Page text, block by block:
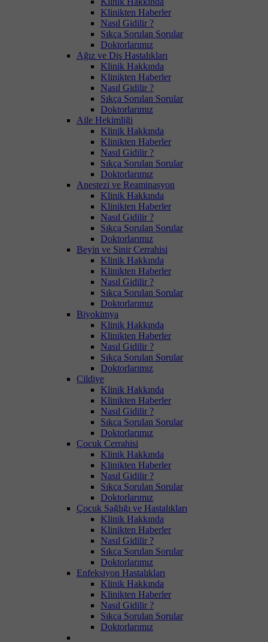
Klinikten Haberler
Nasıl Gidilir ?
Sıkça Sorulan Sorular
Doktorlarımız
Ağız ve Diş Hastalıkları
Klinik Hakkında
Klinikten Haberler
Nasıl Gidilir ?
Sıkça Sorulan Sorular
Doktorlarımız
Aile Hekimliği
Klinik Hakkında
Klinikten Haberler
Nasıl Gidilir ?
Sıkça Sorulan Sorular
Doktorlarımız
Anestezi ve Reaminasyon
Klinik Hakkında
Klinikten Haberler
Nasıl Gidilir ?
Sıkça Sorulan Sorular
Doktorlarımız
Beyin ve Sinir Cerrahisi
Klinik Hakkında
Klinikten Haberler
Nasıl Gidilir ?
Sıkça Sorulan Sorular
Doktorlarımız
Biyokimya
Klinik Hakkında
Klinikten Haberler
Nasıl Gidilir ?
Sıkça Sorulan Sorular
Doktorlarımız
Cildiye
Klinik Hakkında
Klinikten Haberler
Nasıl Gidilir ?
Sıkça Sorulan Sorular
Doktorlarımız
Çocuk Cerrahisi
Klinik Hakkında
Klinikten Haberler
Nasıl Gidilir ?
Sıkça Sorulan Sorular
Doktorlarımız
Çocuk Sağlığı ve Hastalıkları
Klinik Hakkında
Klinikten Haberler
Nasıl Gidilir ?
Sıkça Sorulan Sorular
Doktorlarımız
Enfeksiyon Hastalıkları
Klinik Hakkında
Klinikten Haberler
Nasıl Gidilir ?
Sıkça Sorulan Sorular
Doktorlarımız